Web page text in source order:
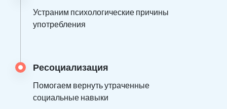
Устраним психологические причины
употребления
Ресоциализация
Помогаем вернуть утраченные
социальные навыки